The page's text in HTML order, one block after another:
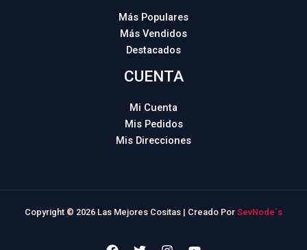
Más Populares
Más Vendidos
Destacados
CUENTA
Mi Cuenta
Mis Pedidos
Mis Direcciones
Copyright © 2026 Las Mejores Cositas | Creado Por SevNode´s